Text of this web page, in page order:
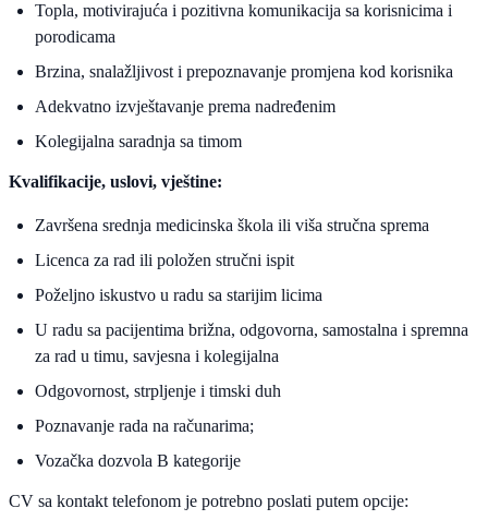
Topla, motivirajuća i pozitivna komunikacija sa korisnicima i
porodicama
Brzina, snalažljivost i prepoznavanje promjena kod korisnika
Adekvatno izvještavanje prema nadređenim
Kolegijalna saradnja sa timom
Kvalifikacije, uslovi, vještine:
Završena srednja medicinska škola ili viša stručna sprema
Licenca za rad ili položen stručni ispit
Poželjno iskustvo u radu sa starijim licima
U radu sa pacijentima brižna, odgovorna, samostalna i spremna
za rad u timu, savjesna i kolegijalna
Odgovornost, strpljenje i timski duh
Poznavanje rada na računarima;
Vozačka dozvola B kategorije
CV sa kontakt telefonom je potrebno poslati putem opcije: